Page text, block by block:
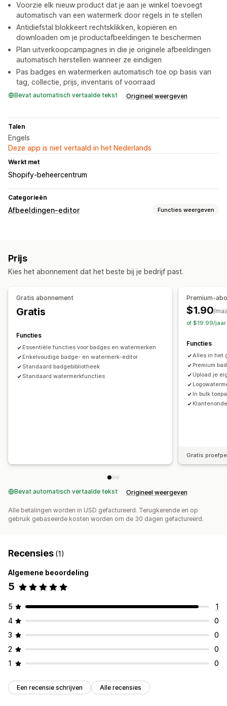
Voorzie elk nieuw product dat je aan je winkel toevoegt
automatisch van een watermerk door regels in te stellen
Antidiefstal blokkeert rechtsklikken, kopiëren en
downloaden om je productafbeeldingen te beschermen
Plan uitverkoopcampagnes in die je originele afbeeldingen
automatisch herstellen wanneer ze eindigen
Pas badges en watermerken automatisch toe op basis van
tag, collectie, prijs, inventaris of voorraad
Bevat automatisch vertaalde tekst Origineel weergeven
Talen
Engels
Deze app is niet vertaald in het Nederlands
Werkt met
Shopify-beheercentrum
Categorieën
Afbeeldingen-editor Functies weergeven
Prijs
Kies het abonnement dat het beste bij je bedrijf past.
Gratis abonnement
Gratis
Functies
Essentiële functies voor badges en watermerken
Enkelvoudige badge- en watermerk-editor
Standaard badgebibliotheek
Standaard watermerkfuncties
Premium-
$1.90/
of $19.99/jaar
Functies
Alles in het
Premium
Upload je
In bulk
Gratis
Bevat automatisch vertaalde tekst Origineel weergeven
Alle betalingen worden in USD gefactureerd. Terugkerende en op
gebruik gebaseerde kosten worden om de 30 dagen gefactureerd.
Recensies (1)
Algemene beoordeling
5
5
1
4
0
3
0
2
0
1
0
Een recensie schrijven Alle recensies